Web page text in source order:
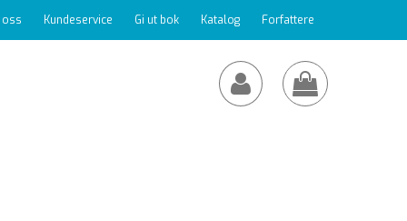
oss Kundeservice Gi ut bok Katalog Forfattere